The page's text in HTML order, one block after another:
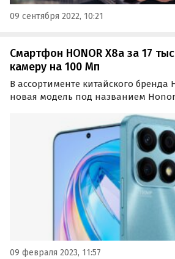
09 сентября 2022, 10:21
Смартфон HONOR X8a за 17
камеру на 100 Мп
В ассортименте китайского бренда
новая модель под названием
интересными характеристиками.
09 февраля 2023, 11:57